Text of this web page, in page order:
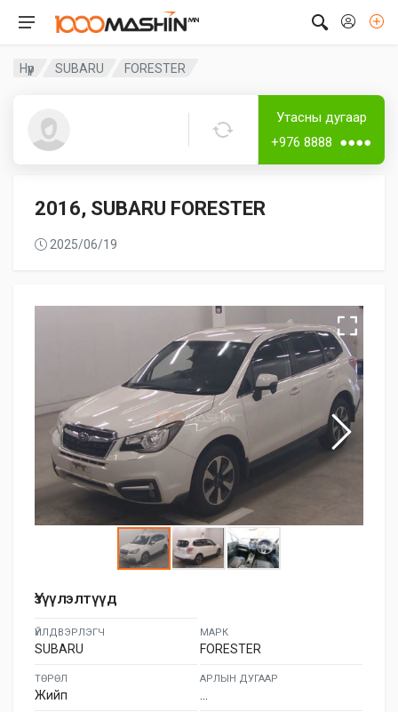
Нүүр SUBARU FORESTER
Утасны дугаар
+976 8888 ●●●●
2016, SUBARU FORESTER
2025/06/19
Үзүүлэлтүүд
ҮЙЛДВЭРЛЭГЧ
SUBARU
МАРК
FORESTER
ТӨРӨЛ
Жийп
АРЛЫН ДУГААР